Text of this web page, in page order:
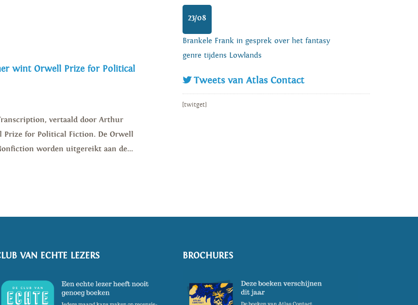
wint Orwell Prize for Political
vertaald door Arthur
Prize for Political Fiction. De Orwell
worden uitgereikt aan de...
23/08
Brankele Frank in gesprek over het fantasy
genre tijdens Lowlands
Tweets van Atlas Contact
[twitget]
VAN ECHTE LEZERS BROCHURES